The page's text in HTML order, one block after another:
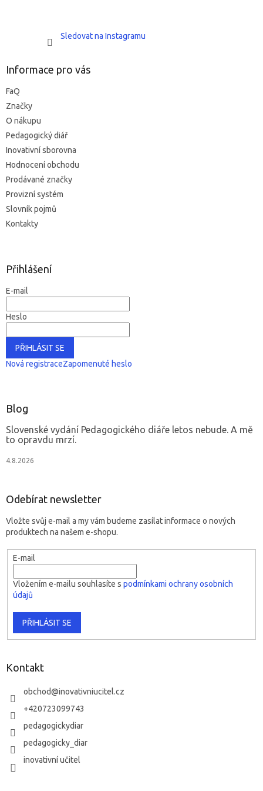
Sledovat na Instagramu
Informace pro vás
FaQ
Značky
O nákupu
Pedagogický diář
Inovativní sborovna
Hodnocení obchodu
Prodávané značky
Provizní systém
Slovník pojmů
Kontakty
Přihlášení
E-mail
Heslo
PŘIHLÁSIT SE
Nová registraceZapomenuté heslo
Blog
Slovenské vydání Pedagogického diáře letos nebude. A mě
to opravdu mrzí.
4.8.2026
Odebírat newsletter
Vložte svůj e-mail a my vám budeme zasílat informace o nových
produktech na našem e-shopu.
E-mail
Vložením e-mailu souhlasíte s podmínkami ochrany osobních
údajů
PŘIHLÁSIT SE
Kontakt
obchod@inovativniucitel.cz
+420723099743
pedagogickydiar
pedagogicky_diar
inovativní učitel